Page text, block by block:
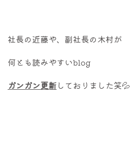
社長の近藤や、副社長の木村が
何とも読みやすいblog
ガンガン更新しておりました笑💦